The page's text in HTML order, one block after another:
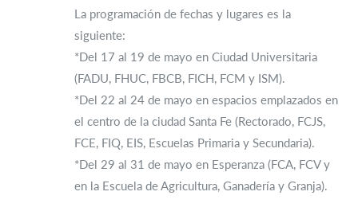
La programación de fechas y lugares es la
siguiente:
*Del 17 al 19 de mayo en Ciudad Universitaria
(FADU, FHUC, FBCB, FICH, FCM y ISM).
*Del 22 al 24 de mayo en espacios emplazados en
el centro de la ciudad Santa Fe (Rectorado, FCJS,
FCE, FIQ, EIS, Escuelas Primaria y Secundaria).
*Del 29 al 31 de mayo en Esperanza (FCA, FCV y
en la Escuela de Agricultura, Ganadería y Granja).